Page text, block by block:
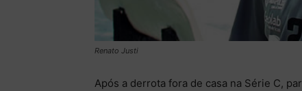
Renato Justi
Após a derrota fora de casa na Série C,